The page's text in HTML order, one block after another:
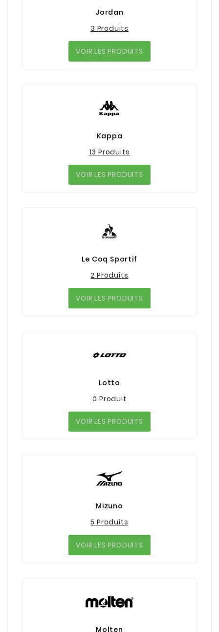
Jordan
3 Produits
VOIR LES PRODUITS
Kappa
13 Produits
VOIR LES PRODUITS
Le Coq Sportif
2 Produits
VOIR LES PRODUITS
Lotto
0 Produit
VOIR LES PRODUITS
Mizuno
5 Produits
VOIR LES PRODUITS
Molten